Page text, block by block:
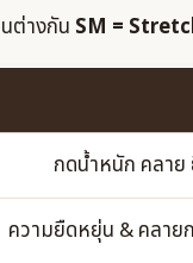
ต่างกัน SM =
กดน้ำหนัก คลาย
ความยืดหยุ่น & คลาย